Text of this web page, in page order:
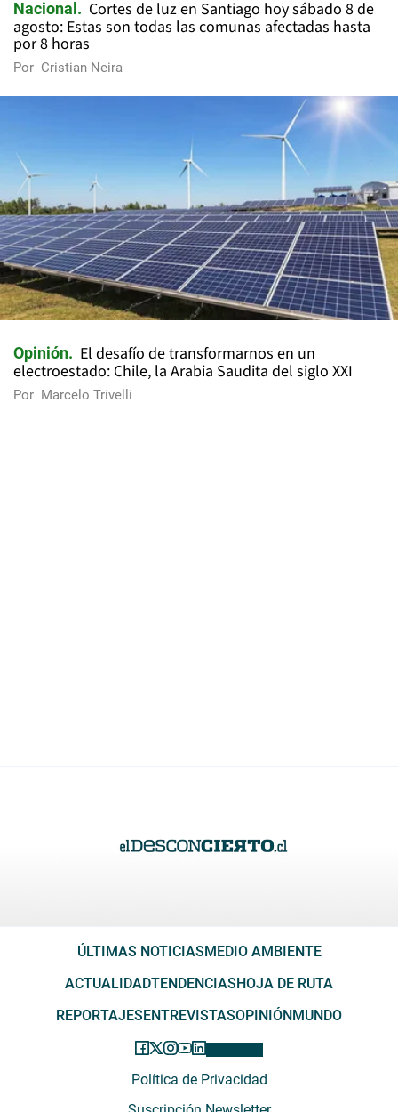
Nacional
Cortes de luz en Santiago hoy sábado 8 de
agosto: Estas son todas las comunas afectadas hasta
por 8 horas
Por Cristian Neira
Opinión
El desafío de transformarnos en un
electroestado: Chile, la Arabia Saudita del siglo XXI
Por Marcelo Trivelli
ÚLTIMAS NOTICIASMEDIO AMBIENTE
ACTUALIDADTENDENCIASHOJA DE RUTA
REPORTAJESENTREVISTASOPINIÓNMUNDO
Política de Privacidad